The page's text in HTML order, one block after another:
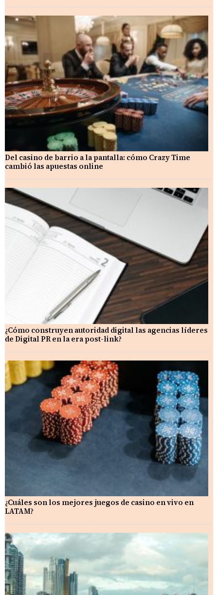
Del casino de barrio a la pantalla: cómo Crazy Time
cambió las apuestas online
¿Cómo construyen autoridad digital las agencias líderes
de Digital PR en la era post-link?
¿Cuáles son los mejores juegos de casino en vivo en
LATAM?